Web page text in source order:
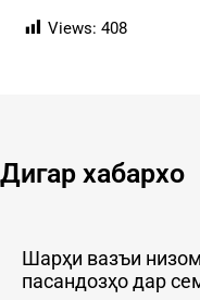
Views: 408
Дигар хабархо
Шарҳи вазъи
пасандозҳо дар